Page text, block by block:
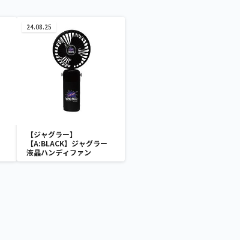
24.08.25
【ジャグラー】
【A:BLACK】ジャグラー
液晶ハンディファン